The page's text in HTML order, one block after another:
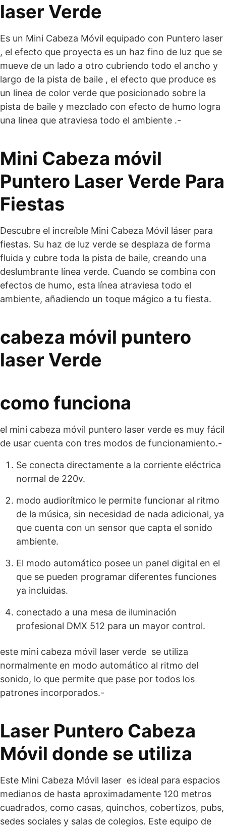
laser Verde
Es un Mini Cabeza Móvil equipado con Puntero laser
, el efecto que proyecta es un haz fino de luz que se
mueve de un lado a otro cubriendo todo el ancho y
largo de la pista de baile , el efecto que produce es
un linea de color verde que posicionado sobre la
pista de baile y mezclado con efecto de humo logra
una linea que atraviesa todo el ambiente .-
Mini Cabeza móvil
Puntero Laser Verde Para
Fiestas
Descubre el increíble Mini Cabeza Móvil láser para
fiestas. Su haz de luz verde se desplaza de forma
fluida y cubre toda la pista de baile, creando una
deslumbrante línea verde. Cuando se combina con
efectos de humo, esta línea atraviesa todo el
ambiente, añadiendo un toque mágico a tu fiesta.
cabeza móvil puntero
laser Verde
como funciona
el mini cabeza móvil puntero laser verde es muy fácil
de usar cuenta con tres modos de funcionamiento.-
Se conecta directamente a la corriente eléctrica
normal de 220v.
modo audiorítmico le permite funcionar al ritmo
de la música, sin necesidad de nada adicional, ya
que cuenta con un sensor que capta el sonido
ambiente.
El modo automático posee un panel digital en el
que se pueden programar diferentes funciones
ya incluidas.
conectado a una mesa de iluminación
profesional DMX 512 para un mayor control.
este mini cabeza móvil laser verde se utiliza
normalmente en modo automático al ritmo del
sonido, lo que permite que pase por todos los
patrones incorporados.-
Laser Puntero Cabeza
Móvil donde se utiliza
Este Mini Cabeza Móvil laser es ideal para espacios
medianos de hasta aproximadamente 120 metros
cuadrados, como casas, quinchos, cobertizos, pubs,
sedes sociales y salas de colegios. Este equipo de